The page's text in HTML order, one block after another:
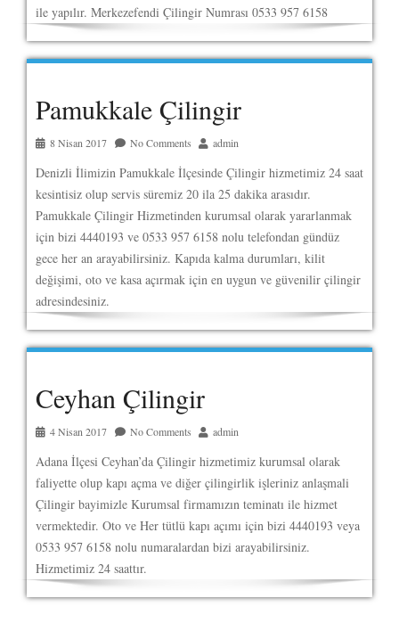
ile yapılır. Merkezefendi Çilingir Numrası 0533 957 6158
Pamukkale Çilingir
8 Nisan 2017 No Comments admin
Denizli İlimizin Pamukkale İlçesinde Çilingir hizmetimiz 24 saat
kesintisiz olup servis süremiz 20 ila 25 dakika arasıdır.
Pamukkale Çilingir Hizmetinden kurumsal olarak yararlanmak
için bizi 4440193 ve 0533 957 6158 nolu telefondan gündüz
gece her an arayabilirsiniz. Kapıda kalma durumları, kilit
değişimi, oto ve kasa açırmak için en uygun ve güvenilir çilingir
adresindesiniz.
Ceyhan Çilingir
4 Nisan 2017 No Comments admin
Adana İlçesi Ceyhan’da Çilingir hizmetimiz kurumsal olarak
faliyette olup kapı açma ve diğer çilingirlik işleriniz anlaşmali
Çilingir bayimizle Kurumsal firmamızın teminatı ile hizmet
vermektedir. Oto ve Her tütlü kapı açımı için bizi 4440193 veya
0533 957 6158 nolu numaralardan bizi arayabilirsiniz.
Hizmetimiz 24 saattır.